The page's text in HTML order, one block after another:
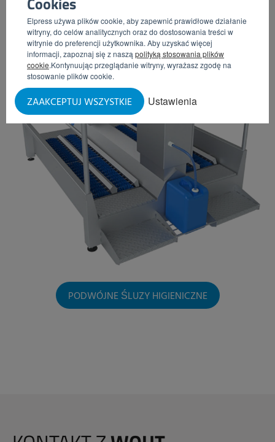
Elpress używa plików cookie, aby zapewnić prawidłowe działanie
witryny, do celów analitycznych oraz do dostosowania treści w
witrynie do preferencji użytkownika. Aby uzyskać więcej
informacji, zapoznaj się z naszą polityką stosowania plików
cookie.Kontynuując przeglądanie witryny, wyrażasz zgodę na
stosowanie plików cookie.
Ustawienia
ZAAKCEPTUJ WSZYSTKIE
PODWÓJNE ŚLUZY HIGIENICZNE